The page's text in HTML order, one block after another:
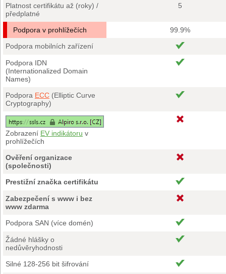
Platnost certifikátu až (roky) /
předplatné
5
Podpora v prohlížečích
99.9%
Podpora mobilních zařízení
Podpora IDN
(Internationalized Domain
Names)
Podpora ECC (Elliptic Curve
Cryptography)
Zobrazení EV indikátoru v
prohlížečích
Ověření organizace
(společnosti)
Prestižní značka certifikátu
Zabezpečení s www i bez
www zdarma
Podpora SAN (více domén)
Žádné hlášky o
nedůvěryhodnosti
Silné 128-256 bit šifrování